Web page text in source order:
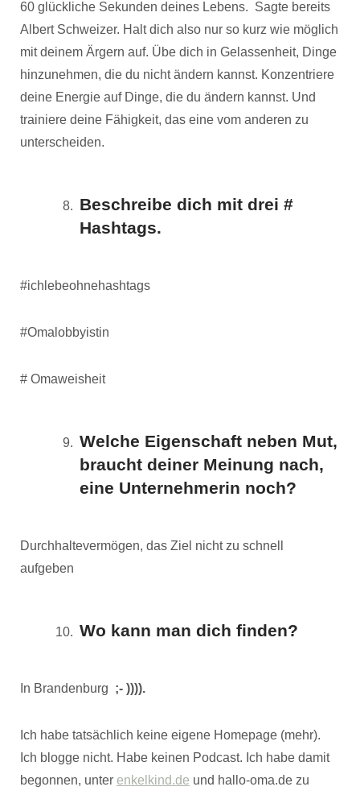
60 glückliche Sekunden deines Lebens. Sagte bereits
Albert Schweizer. Halt dich also nur so kurz wie möglich
mit deinem Ärgern auf. Übe dich in Gelassenheit, Dinge
hinzunehmen, die du nicht ändern kannst. Konzentriere
deine Energie auf Dinge, die du ändern kannst. Und
trainiere deine Fähigkeit, das eine vom anderen zu
unterscheiden.
Beschreibe dich mit drei #
Hashtags.
#ichlebeohnehashtags
#Omalobbyistin
# Omaweisheit
Welche Eigenschaft neben Mut,
braucht deiner Meinung nach,
eine Unternehmerin noch?
Durchhaltevermögen, das Ziel nicht zu schnell
aufgeben
Wo kann man dich finden?
In Brandenburg ;- )))).
Ich habe tatsächlich keine eigene Homepage (mehr).
Ich blogge nicht. Habe keinen Podcast. Ich habe damit
begonnen, unter enkelkind.de und hallo-oma.de zu